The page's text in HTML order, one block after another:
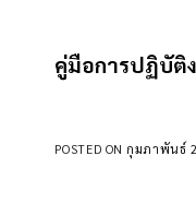
คู่มือการปฏิบัติ
POSTED ONกุมภาพันธ์